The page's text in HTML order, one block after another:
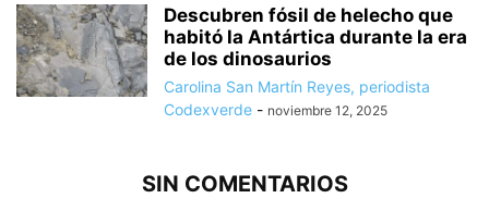
Descubren fósil de helecho que
habitó la Antártica durante la era
de los dinosaurios
Carolina San Martín Reyes, periodista
Codexverde - noviembre 12, 2025
SIN COMENTARIOS